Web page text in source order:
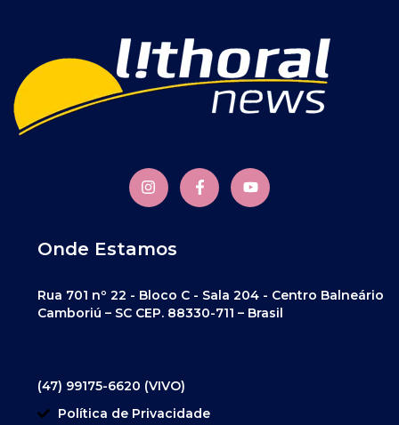
Onde Estamos
Rua 701 nº 22 - Bloco C - Sala 204 - Centro Balneário
Camboriú – SC CEP. 88330-711 – Brasil
(47) 99175-6620 (VIVO)
Política de Privacidade